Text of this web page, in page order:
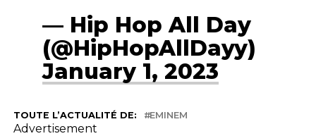
— Hip Hop All Day
(@HipHopAllDayy)
January 1, 2023
TOUTE L’ACTUALITÉ DE: EMINEM
Advertisement